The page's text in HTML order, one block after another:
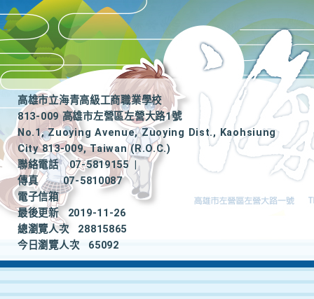
高雄市立海青高級工商職業學校
813-009 高雄市左營區左營大路1號
No.1, Zuoying Avenue, Zuoying Dist., Kaohsiung
City 813-009, Taiwan (R.O.C.)
聯絡電話
07-5819155
|
傳真
07-5810087
電子信箱
最後更新
2019-11-26
總瀏覽人次
28815865
今日瀏覽人次
65092